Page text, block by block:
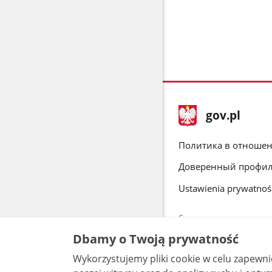
stopka
gov.pl Главная
gov.pl
gov.pl
Политика в
Доверенный
Ustawienia
Страницы, доступные в
отправленные вопросы.
Весь
Dbamy o Twoją prywatność
Wykorzystujemy pliki cookie w celu